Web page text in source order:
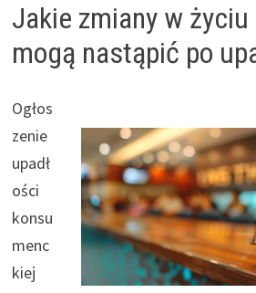
Jakie zmiany w
mogą nastąpić po
Ogłos
zenie
upadł
ości
konsu
menc
kiej